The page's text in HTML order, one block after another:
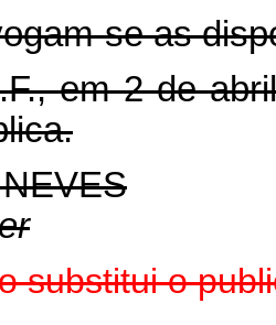
se as
em 2 de
substitui o